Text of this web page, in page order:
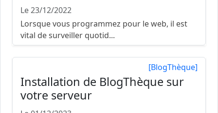
Le 23/12/2022
Lorsque vous programmez pour le web, il est
vital de surveiller quotid...
[BlogThèque]
Installation de BlogThèque sur
votre serveur